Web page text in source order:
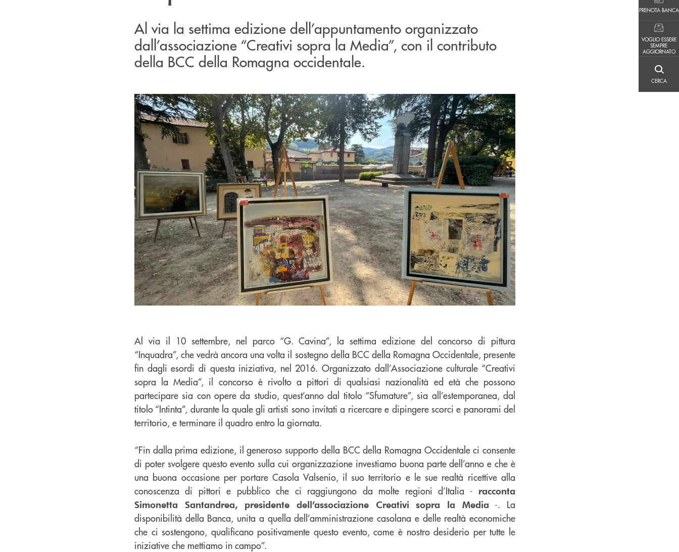
PRENOTA BANCA
VOGLIO ESSERE
SEMPRE
AGGIORNATO
VOGLIO ESSERE SEMPRE AGGIORNATO
CERCA
Al via la settima edizione dell’appuntamento organizzato
dall’associazione “Creativi sopra la Media”, con il contributo
della BCC della Romagna occidentale.
Al via il 10 settembre, nel parco “G. Cavina”, la settima edizione del concorso di pittura
“Inquadra”, che vedrà ancora una volta il sostegno della BCC della Romagna Occidentale, presente
fin dagli esordi di questa iniziativa, nel 2016. Organizzato dall’Associazione culturale “Creativi
sopra la Media”, il concorso è rivolto a pittori di qualsiasi nazionalità ed età che possono
partecipare sia con opere da studio, quest’anno dal titolo “Sfumature”, sia all’estemporanea, dal
titolo “Intinta”, durante la quale gli artisti sono invitati a ricercare e dipingere scorci e panorami del
territorio, e terminare il quadro entro la giornata.
“Fin dalla prima edizione, il generoso supporto della BCC della Romagna Occidentale ci consente
di poter svolgere questo evento sulla cui organizzazione investiamo buona parte dell’anno e che è
una buona occasione per portare Casola Valsenio, il suo territorio e le sue realtà ricettive alla
conoscenza di pittori e pubblico che ci raggiungono da molte regioni d’Italia - racconta
Simonetta Santandrea, presidente dell’associazione Creativi sopra la Media -. La
disponibilità della Banca, unita a quella dell’amministrazione casolana e delle realtà economiche
che ci sostengono, qualificano positivamente questo evento, come è nostro desiderio per tutte le
iniziative che mettiamo in campo”.